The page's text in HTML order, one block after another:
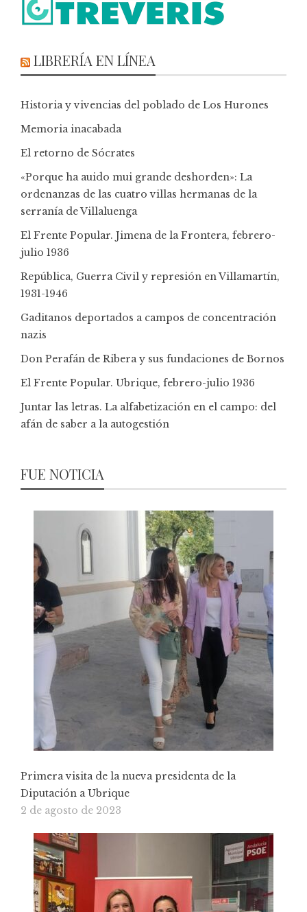
LIBRERÍA EN LÍNEA
Historia y vivencias del poblado de Los Hurones
Memoria inacabada
El retorno de Sócrates
«Porque ha auido mui grande deshorden»: La
ordenanzas de las cuatro villas hermanas de la
serranía de Villaluenga
El Frente Popular. Jimena de la Frontera, febrero-
julio 1936
República, Guerra Civil y represión en Villamartín,
1931-1946
Gaditanos deportados a campos de concentración
nazis
Don Perafán de Ribera y sus fundaciones de Bornos
El Frente Popular. Ubrique, febrero-julio 1936
Juntar las letras. La alfabetización en el campo: del
afán de saber a la autogestión
FUE NOTICIA
Primera visita de la nueva presidenta de la
Diputación a Ubrique
2 de agosto de 2023